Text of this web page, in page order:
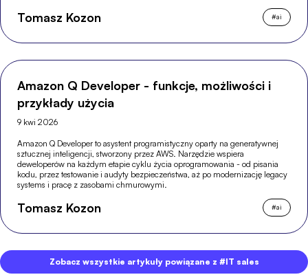
Tomasz Kozon #ai
Amazon Q Developer - funkcje, możliwości i
przykłady użycia
9 kwi 2026
Amazon Q Developer to asystent programistyczny oparty na generatywnej
sztucznej inteligencji, stworzony przez AWS. Narzędzie wspiera
deweloperów na każdym etapie cyklu życia oprogramowania - od pisania
kodu, przez testowanie i audyty bezpieczeństwa, aż po modernizację legacy
systems i pracę z zasobami chmurowymi.
Tomasz Kozon #ai
Zobacz wszystkie artykuły powiązane z #IT sales